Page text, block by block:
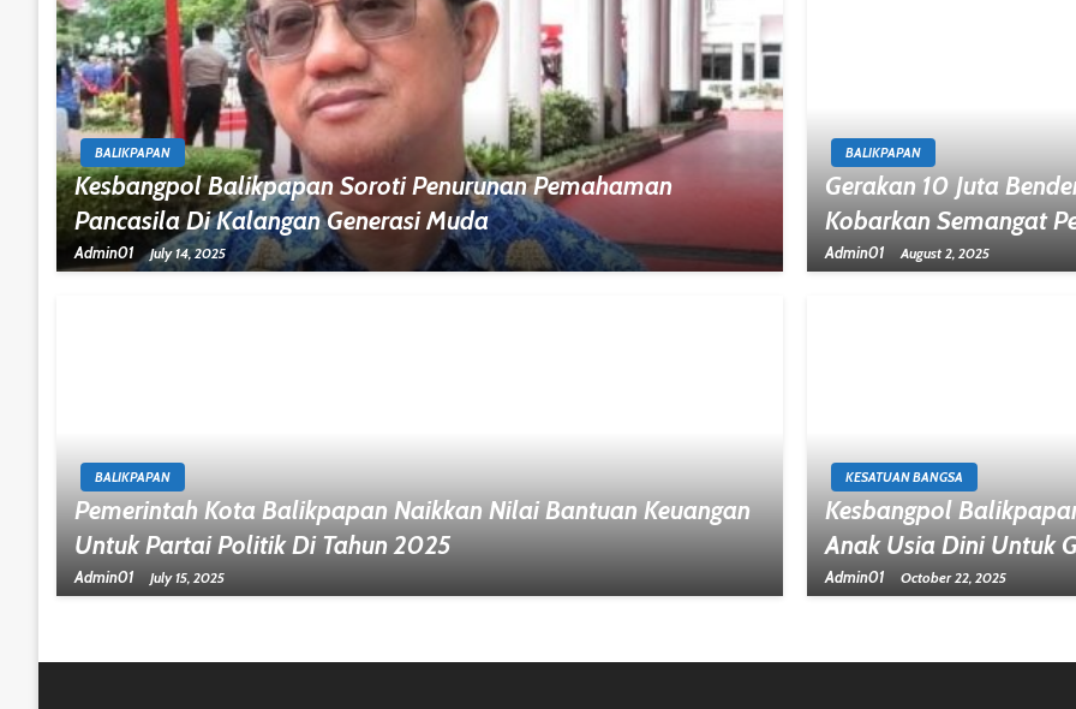
BALIKPAPAN
Kesbangpol Balikpapan Soroti Penurunan Pemahaman
Pancasila Di Kalangan Generasi Muda
Admin01 July 14, 2025
BALIKPAPAN
Gerakan 10 Juta
Kobarkan Semangat
Admin01 August 2, 2025
BALIKPAPAN
Pemerintah Kota Balikpapan Naikkan Nilai Bantuan Keuangan
Untuk Partai Politik Di Tahun 2025
Admin01 July 15, 2025
KESATUAN BANGSA
Kesbangpol
Anak Usia Dini Untuk
Admin01 October 22, 2025